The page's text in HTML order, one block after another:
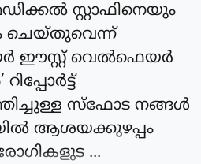
സ്റ്റാഫിനെയും
ചെയ്തുവെന്ന്
ഈസ്റ്റ് വെല്‍ഫെയര്‍
സ്‌ഫോട നങ്ങള്‍
ആശയക്കുഴപ്പം
...